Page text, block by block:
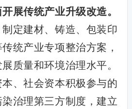
展传统产业升级改造。
定建材、铸造、包装印
统产业专项整治方案，
质量和环境治理水平。
、社会资本积极参与的
治理第三方制度，建立